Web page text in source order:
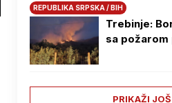
REPUBLIKA SRPSKA / BIH
Trebinje:
sa
PRIKAŽI